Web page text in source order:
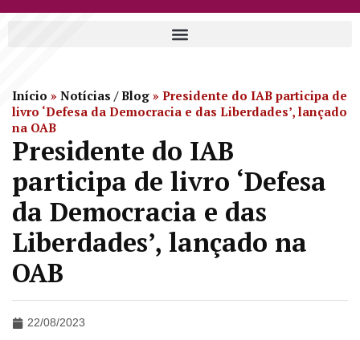
Início » Notícias / Blog » Presidente do IAB participa de
livro ‘Defesa da Democracia e das Liberdades’, lançado
na OAB
Presidente do IAB
participa de livro ‘Defesa
da Democracia e das
Liberdades’, lançado na
OAB
22/08/2023